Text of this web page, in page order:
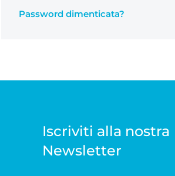
Password dimenticata?
Iscriviti alla nostra
Newsletter